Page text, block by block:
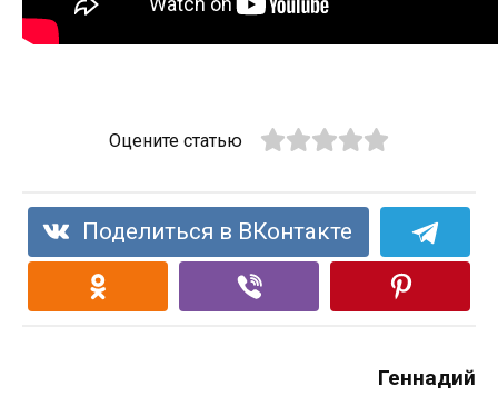
Оцените статью
Поделиться в ВКонтакте
Геннадий